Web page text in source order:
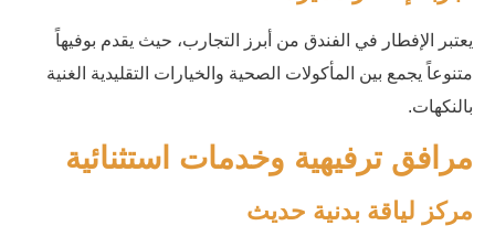
يعتبر الإفطار في الفندق من أبرز التجارب، حيث يقدم بوفيهاً
متنوعاً يجمع بين المأكولات الصحية والخيارات التقليدية الغنية
بالنكهات.
مرافق ترفيهية وخدمات استثنائية
مركز لياقة بدنية حديث